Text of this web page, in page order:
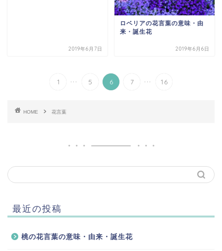
2019年6月7日
ロベリアの花言葉の意味・由
来・誕生花
2019年6月6日
1 ... 5 6 7 ... 16
HOME 花言葉
最近の投稿
桃の花言葉の意味・由来・誕生花